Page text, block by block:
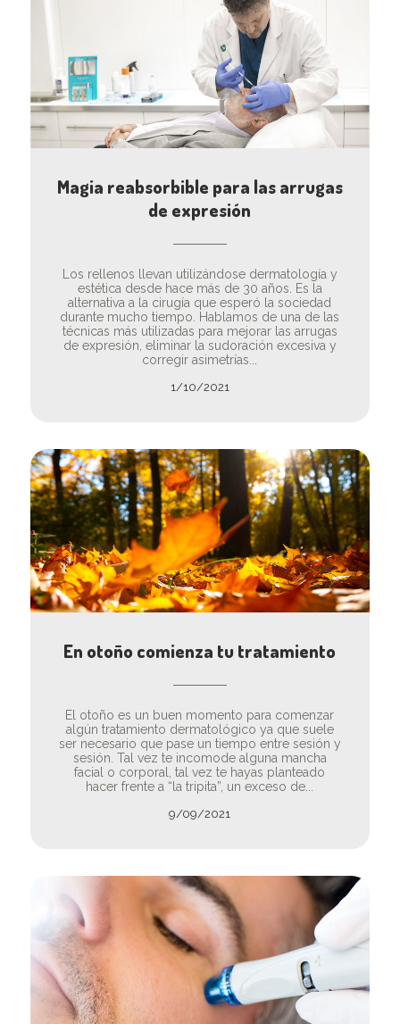
Magia reabsorbible para las arrugas
de expresión
Los rellenos llevan utilizándose dermatología y
estética desde hace más de 30 años. Es la
alternativa a la cirugía que esperó la sociedad
durante mucho tiempo. Hablamos de una de las
técnicas más utilizadas para mejorar las arrugas
de expresión, eliminar la sudoración excesiva y
corregir asimetrías...
1/10/2021
En otoño comienza tu tratamiento
El otoño es un buen momento para comenzar
algún tratamiento dermatológico ya que suele
ser necesario que pase un tiempo entre sesión y
sesión. Tal vez te incomode alguna mancha
facial o corporal, tal vez te hayas planteado
hacer frente a “la tripita”, un exceso de...
9/09/2021